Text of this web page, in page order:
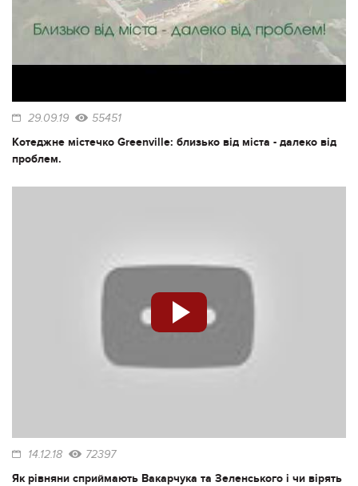
29.09.19 55451
Котеджне містечко Greenville: близько від міста - далеко від
проблем.
14.12.18 72397
Як рівняни сприймають Вакарчука та Зеленського і чи вірять